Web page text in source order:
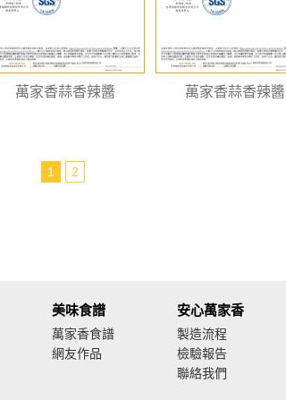
萬家香蒜香辣醬 萬家香蒜香辣醬
1 2
美味食譜
萬家香食譜
網友作品
安心萬家香
製造流程
檢驗報告
聯絡我們